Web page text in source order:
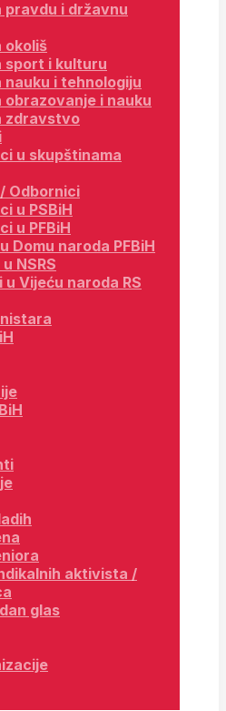
pravdu i državnu
okoliš
sport i kulturu
nauku i tehnologiju
obrazovanje i nauku
zdravstvo
u skupštinama
Odbornici
u PSBiH
u PFBiH
Domu naroda PFBiH
NSRS
u Vijeću naroda RS
aktivista /
glas